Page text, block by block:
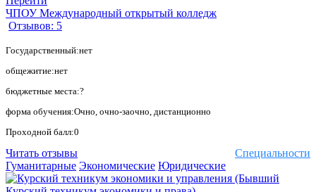
ЧПОУ Международный открытый колледж
Отзывов: 5
Государственный:нет
общежитие:нет
бюджетные места:?
форма обучения:Очно, очно-заочно, дистанционно
Проходной балл:0
Специальности
Читать отзывы
Гуманитарные Экономические Юридические